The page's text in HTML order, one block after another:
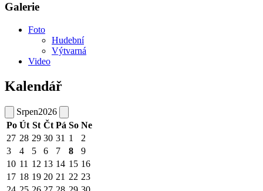
Galerie
Foto
Hudební
Výtvarná
Video
Kalendář
Srpen2026
Po Út St Čt Pá So Ne
27 28 29 30 31 1
2
3
4 5 6 7 8
9
10 11 12 13 14 15 16
17 18 19 20 21 22 23